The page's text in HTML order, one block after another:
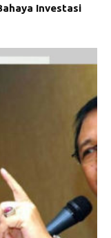
Investasi